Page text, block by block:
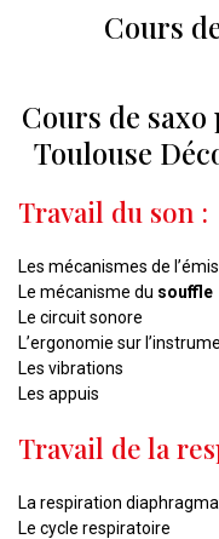
Cours
Cours de
Toulouse
Travail du son :
Les mécanismes de
Le mécanisme du souffle
Le circuit sonore
L’ergonomie sur
Les vibrations
Les appuis
Travail de la
La respiration
Le cycle respiratoire